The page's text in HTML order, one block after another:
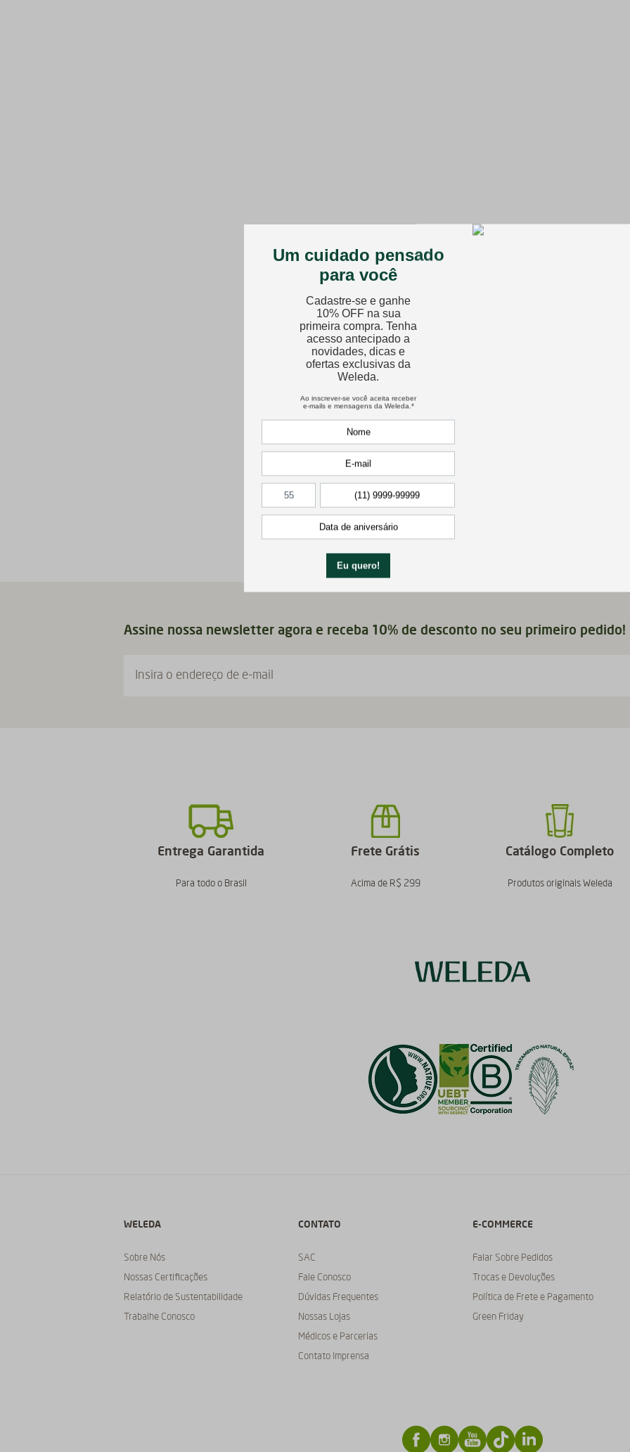
Assine nossa newsletter agora e receba 10% de desconto no seu primeiro pedido!
Insira o endereço de e-mail
Entrega Garantida
Para todo o Brasil
Frete Grátis
Acima de R$ 299
Catálogo Completo
Produtos originais Weleda
WELEDA
Sobre Nós
Nossas Certificações
Relatório de Sustentabilidade
Trabalhe Conosco
CONTATO
SAC
Fale Conosco
Dúvidas Frequentes
Nossas Lojas
Médicos e Parcerias
Contato Imprensa
E-COMMERCE
Falar Sobre Pedidos
Trocas e Devoluções
Política de Frete e Pagamento
Green Friday